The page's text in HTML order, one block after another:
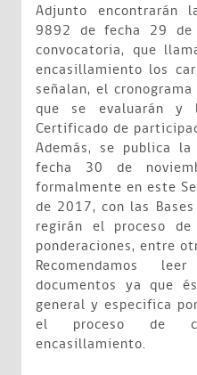
Adjunto encontrarán
9892 de fecha 29
convocatoria, que
encasillamiento los
señalan, el
que se evaluarán y
Certificado de
Además, se publica
fecha 30 de
formalmente en este
de 2017, con las
regirán el proceso
ponderaciones, entre
Recomendamos
documentos ya que
general y especifica
el proceso de
encasillamiento.